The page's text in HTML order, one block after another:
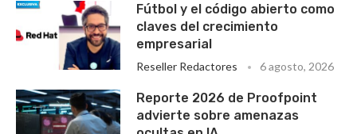
Fútbol y el código abierto como
claves del crecimiento
empresarial
Reseller Redactores 6 agosto, 2026
Reporte 2026 de Proofpoint
advierte sobre amenazas